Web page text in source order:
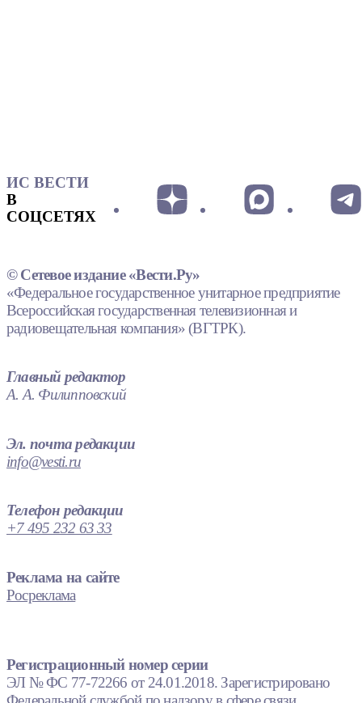
ИС ВЕСТИ
В
СОЦСЕТЯХ
© Сетевое издание «Вести.Ру»
«Федеральное государственное унитарное предприятие
Всероссийская государственная телевизионная и
радиовещательная компания» (ВГТРК).
Главный редактор
А. А. Филипповский
Эл. почта редакции
info@vesti.ru
Телефон редакции
+7 495 232 63 33
Реклама на сайте
Росреклама
Регистрационный номер серии
ЭЛ № ФС 77-72266 от 24.01.2018. Зарегистрировано